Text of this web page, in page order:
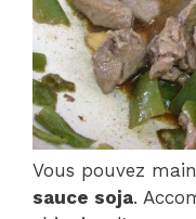
Vous pouvez
sauce soja.